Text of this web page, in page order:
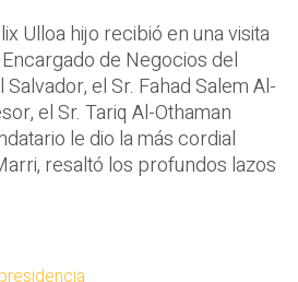
Ulloa hijo recibió en una visita
de Negocios del
Salvador, el Sr. Fahad Salem Al-
el Sr. Tariq Al-Othaman
le dio la más cordial
resaltó los profundos lazos